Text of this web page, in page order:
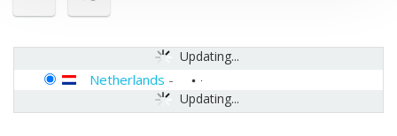
Updating...
Updating...
Netherlands -